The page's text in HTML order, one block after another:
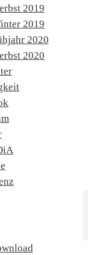
2019
2019
2020
2020